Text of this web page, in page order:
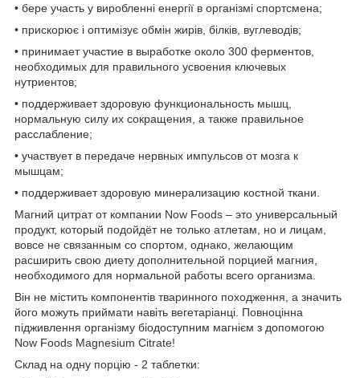
• бере участь у виробленні енергії в організмі спортсмена;
• прискорює і оптимізує обмін жирів, білків, вуглеводів;
• принимает участие в выработке около 300 ферментов,
необходимых для правильного усвоения ключевых
нутриентов;
• поддерживает здоровую функциональность мышц,
нормальную силу их сокращения, а также правильное
расслабление;
• участвует в передаче нервных импульсов от мозга к
мышцам;
• поддерживает здоровую минерализацию костной ткани.
Магний цитрат от компании Now Foods – это универсальный
продукт, который подойдёт не только атлетам, но и лицам,
вовсе не связанным со спортом, однако, желающим
расширить свою диету дополнительной порцией магния,
необходимого для нормальной работы всего организма.
Він не містить компонентів тваринного походження, а значить
його можуть приймати навіть вегетаріанці. Повноцінна
підживлення організму біодоступним магнієм з допомогою
Now Foods Magnesium Citrate!
Склад на одну порцію - 2 таблетки: